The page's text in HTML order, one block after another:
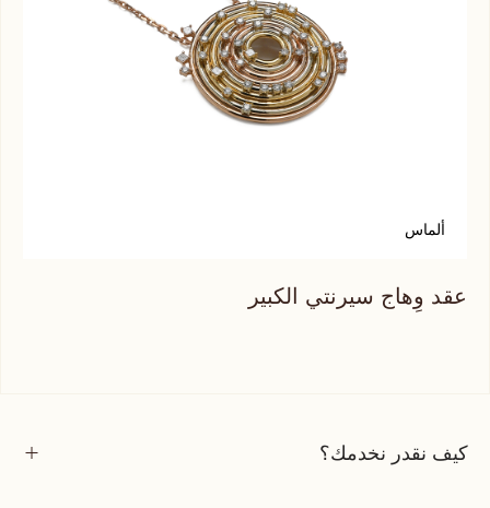
ألماس
عقد وِهاج سيرنتي الكبير
كيف نقدر نخدمك؟